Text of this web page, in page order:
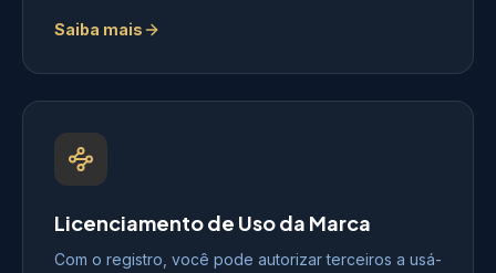
Saiba mais
Licenciamento de Uso da Marca
Com o registro, você pode autorizar terceiros a usá-